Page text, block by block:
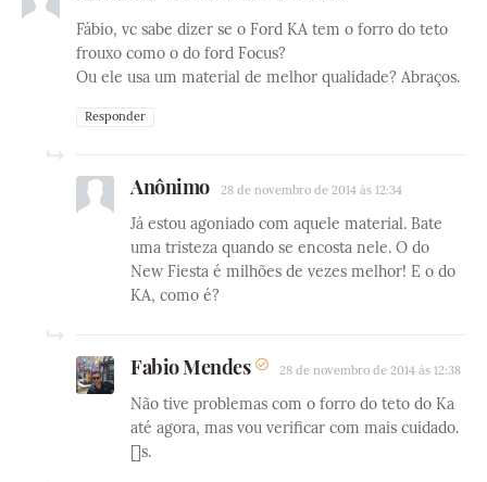
Fábio, vc sabe dizer se o Ford KA tem o forro do teto
frouxo como o do ford Focus?
Ou ele usa um material de melhor qualidade? Abraços.
Responder
Anônimo 28 de novembro de 2014 às 12:34
Já estou agoniado com aquele material. Bate
uma tristeza quando se encosta nele. O do
New Fiesta é milhões de vezes melhor! E o do
KA, como é?
Fabio Mendes 28 de novembro de 2014 às 12:38
Não tive problemas com o forro do teto do Ka
até agora, mas vou verificar com mais cuidado.
[]s.